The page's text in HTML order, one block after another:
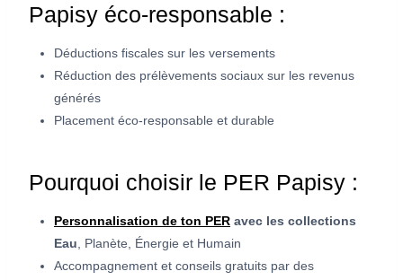
Papisy éco-responsable :
Déductions fiscales sur les versements
Réduction des prélèvements sociaux sur les revenus
générés
Placement éco-responsable et durable
Pourquoi choisir le PER Papisy :
Personnalisation de ton PER avec les collections
Eau , Planète, Énergie et Humain
Accompagnement et conseils gratuits par des